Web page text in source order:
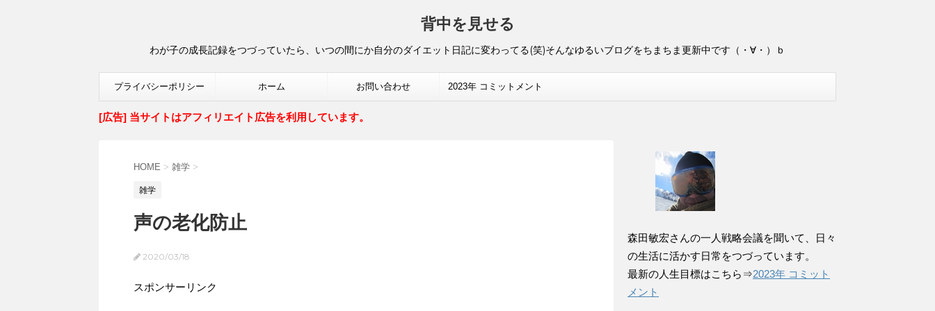
背中を見せる
わが子の成長記録をつづっていたら、いつの間にか自分のダイエット日記に変わってる(笑)そんなゆるいブログをちまちま更新中です（・∀・）ｂ
プライバシーポリシー ホーム お問い合わせ 2023年 コミットメント
[広告] 当サイトはアフィリエイト広告を利用しています。
HOME > 雑学 >
雑学
声の老化防止
2020/03/18
スポンサーリンク
森田敏宏さんの一人戦略会議を聞いて、日々
の生活に活かす日常をつづっています。
最新の人生目標はこちら⇒2023年 コミット
メント